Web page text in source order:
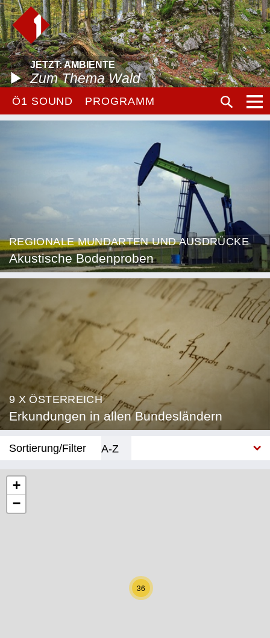
JETZT: AMBIENTE
Zum Thema Wald
Ö1 SOUND PROGRAMM
REGIONALE MUNDARTEN UND AUSDRÜCKE
Akustische Bodenproben
9 X ÖSTERREICH
Erkundungen in allen Bundesländern
Sortierung/Filter
A-Z
Niederösterreich
Oberösterreich
36
+
−